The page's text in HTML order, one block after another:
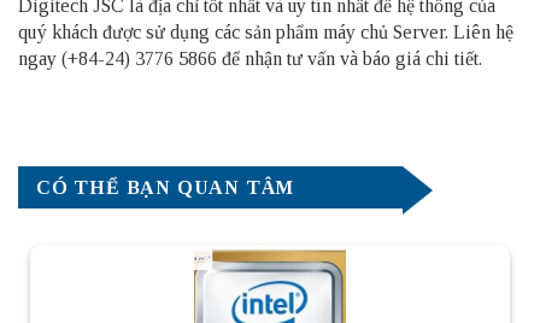
Digitech JSC là địa chỉ tốt nhất và uy tín nhất để hệ thống của
quý khách được sử dụng các sản phẩm máy chủ Server. Liên hệ
ngay (+84-24) 3776 5866 để nhận tư vấn và báo giá chi tiết.
CÓ THỂ BẠN QUAN TÂM